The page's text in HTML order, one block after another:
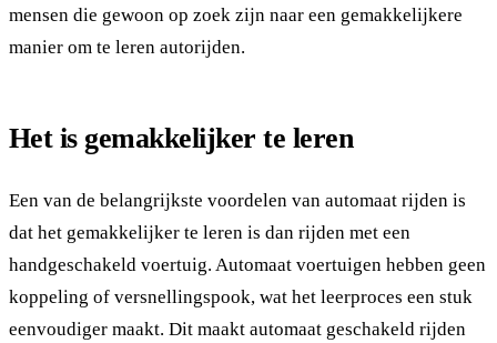
mensen die gewoon op zoek zijn naar een gemakkelijkere
manier om te leren autorijden.
Het is gemakkelijker te leren
Een van de belangrijkste voordelen van automaat rijden is
dat het gemakkelijker te leren is dan rijden met een
handgeschakeld voertuig. Automaat voertuigen hebben geen
koppeling of versnellingspook, wat het leerproces een stuk
eenvoudiger maakt. Dit maakt automaat geschakeld rijden